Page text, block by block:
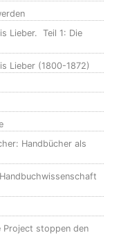
Lieber. Teil 1: Die
Lieber (1800-1872)
Handbücher als
Project stoppen den